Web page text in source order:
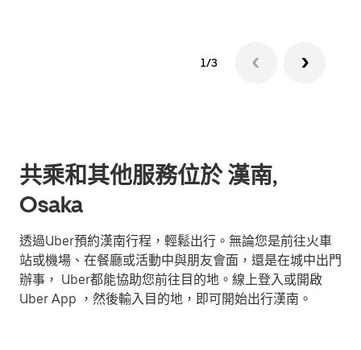
1/3
共乘和其他服務位於 漢南,
Osaka
透過Uber預約漢南行程，輕鬆出行。無論您是前往火車
站或機場、在餐廳或活動中與朋友會面，還是在城中出門
辦事， Uber都能協助您前往目的地。線上登入或開啟
Uber App ，然後輸入目的地，即可開始出行漢南。